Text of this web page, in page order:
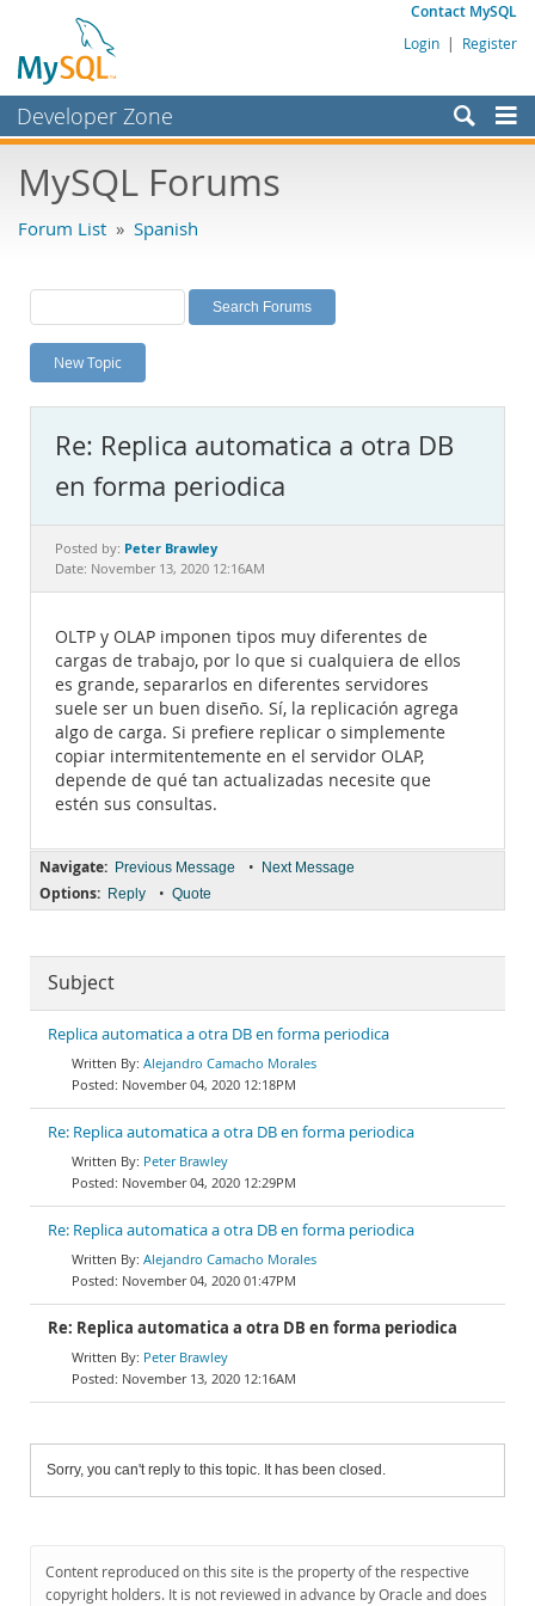
Contact MySQL
Login | Register
Developer Zone
Bugs
Labs
Planet MySQL
News and Events
MySQL.com
Downloads
Documentation
MySQL Forums
Forum List » Spanish
New Topic
Re: Replica automatica a otra DB
en forma periodica
Posted by: Peter Brawley
Date: November 13, 2020 12:16AM
OLTP y OLAP imponen tipos muy diferentes de
cargas de trabajo, por lo que si cualquiera de ellos
es grande, separarlos en diferentes servidores
suele ser un buen diseño. Sí, la replicación agrega
algo de carga. Si prefiere replicar o simplemente
copiar intermitentemente en el servidor OLAP,
depende de qué tan actualizadas necesite que
estén sus consultas.
Navigate: Previous Message • Next Message
Options: Reply • Quote
Subject
Replica automatica a otra DB en forma periodica
Alejandro Camacho Morales
November 04, 2020 12:18PM
Re: Replica automatica a otra DB en forma periodica
Peter Brawley
November 04, 2020 12:29PM
Re: Replica automatica a otra DB en forma periodica
Alejandro Camacho Morales
November 04, 2020 01:47PM
Re: Replica automatica a otra DB en forma periodica
Peter Brawley
November 13, 2020 12:16AM
Sorry, you can't reply to this topic. It has been closed.
Content reproduced on this site is the property of the respective
copyright holders. It is not reviewed in advance by Oracle and does